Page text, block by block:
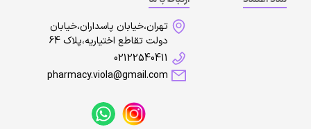
تهران،خیابان پاسداران،خیابان
دولت تقاطع اختیاریه،پلاک 64
02122540411
pharmacy.viola@gmail.com